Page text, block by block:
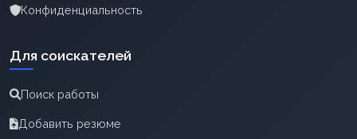
Конфиденциальность
Для соискателей
Поиск работы
Добавить резюме